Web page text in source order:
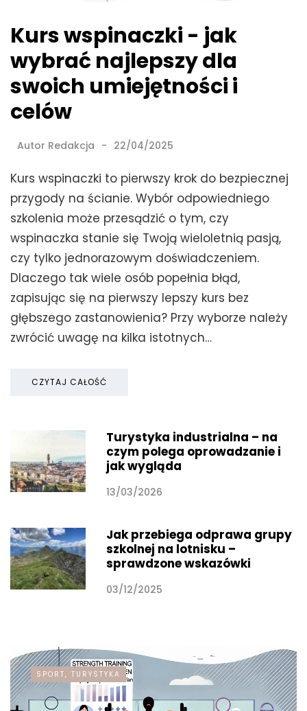
Kurs wspinaczki - jak
wybrać najlepszy dla
swoich umiejętności i
celów
Autor Redakcja 22/04/2025
Kurs wspinaczki to pierwszy krok do bezpiecznej
przygody na ścianie. Wybór odpowiedniego
szkolenia może przesądzić o tym, czy
wspinaczka stanie się Twoją wieloletnią pasją,
czy tylko jednorazowym doświadczeniem.
Dlaczego tak wiele osób popełnia błąd,
zapisując się na pierwszy lepszy kurs bez
głębszego zastanowienia? Przy wyborze należy
zwrócić uwagę na kilka istotnych…
CZYTAJ CAŁOŚĆ
Turystyka industrialna – na
czym polega oprowadzanie i
jak wygląda
13/03/2026
Jak przebiega odprawa grupy
szkolnej na lotnisku –
sprawdzone wskazówki
03/12/2025
SPORT, TURYSTYKA